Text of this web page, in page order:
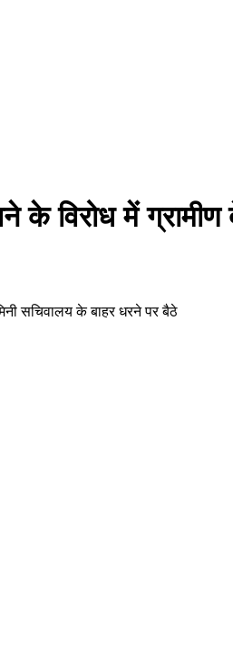
विरोध में
सचिवालय के बाहर धरने पर बैठे